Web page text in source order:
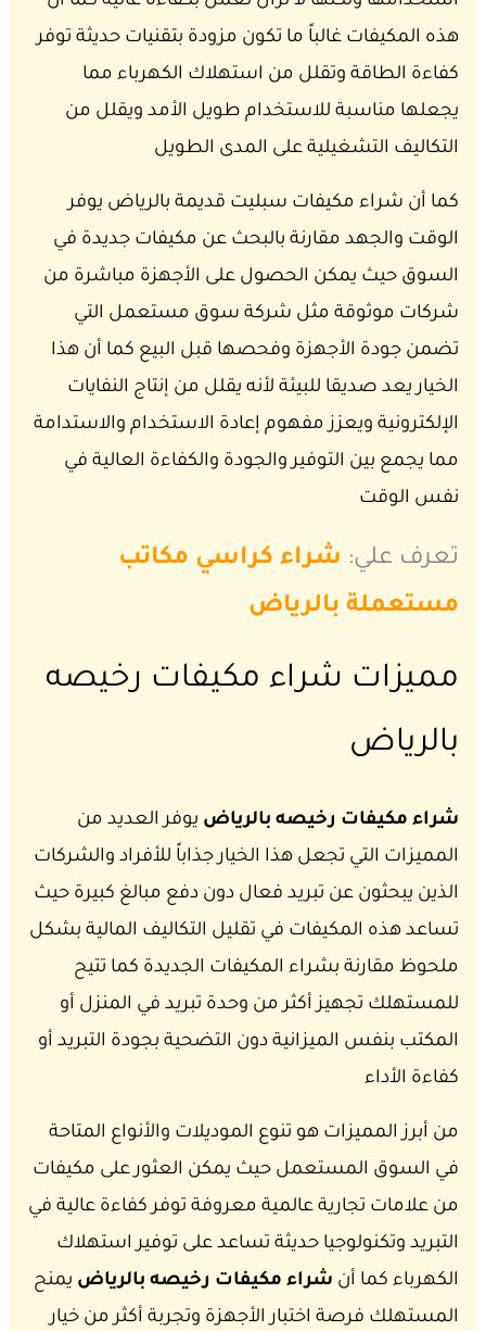
هذه المكيفات غالباً ما تكون مزودة بتقنيات حديثة توفر
كفاءة الطاقة وتقلل من استهلاك الكهرباء مما
يجعلها مناسبة للاستخدام طويل الأمد ويقلل من
التكاليف التشغيلية على المدى الطويل
كما أن شراء مكيفات سبليت قديمة بالرياض يوفر
الوقت والجهد مقارنة بالبحث عن مكيفات جديدة في
السوق حيث يمكن الحصول على الأجهزة مباشرة من
شركات موثوقة مثل شركة سوق مستعمل التي
تضمن جودة الأجهزة وفحصها قبل البيع كما أن هذا
الخيار يعد صديقا للبيئة لأنه يقلل من إنتاج النفايات
الإلكترونية ويعزز مفهوم إعادة الاستخدام والاستدامة
مما يجمع بين التوفير والجودة والكفاءة العالية في
نفس الوقت
تعرف علي: شراء كراسي مكاتب
مستعملة بالرياض
مميزات شراء مكيفات رخيصه
بالرياض
شراء مكيفات رخيصه بالرياض يوفر العديد من
المميزات التي تجعل هذا الخيار جذاباً للأفراد والشركات
الذين يبحثون عن تبريد فعال دون دفع مبالغ كبيرة حيث
تساعد هذه المكيفات في تقليل التكاليف المالية بشكل
ملحوظ مقارنة بشراء المكيفات الجديدة كما تتيح
للمستهلك تجهيز أكثر من وحدة تبريد في المنزل أو
المكتب بنفس الميزانية دون التضحية بجودة التبريد أو
كفاءة الأداء
من أبرز المميزات هو تنوع الموديلات والأنواع المتاحة
في السوق المستعمل حيث يمكن العثور على مكيفات
من علامات تجارية عالمية معروفة توفر كفاءة عالية في
التبريد وتكنولوجيا حديثة تساعد على توفير استهلاك
الكهرباء كما أن شراء مكيفات رخيصه بالرياض يمنح
المستهلك فرصة اختبار الأجهزة وتجربة أكثر من خيار